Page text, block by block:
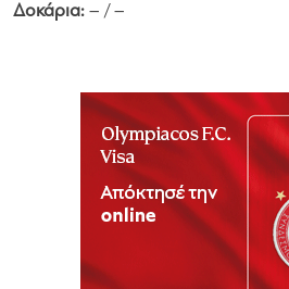
Δοκάρια: – / –